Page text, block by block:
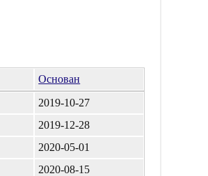
Основан
2019-10-27
2019-12-28
2020-05-01
2020-08-15